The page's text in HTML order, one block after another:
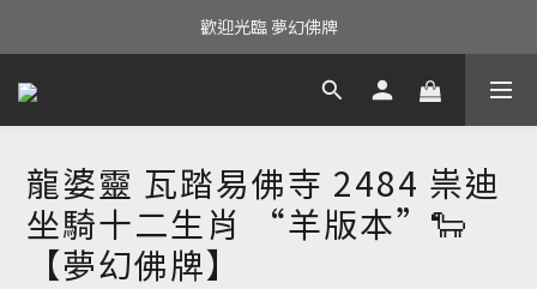
歡迎光臨 夢幻佛牌
龍婆靈 瓦踏易佛寺 2484 祟迪
坐騎十二生肖 “羊版本”🐑
【夢幻佛牌】